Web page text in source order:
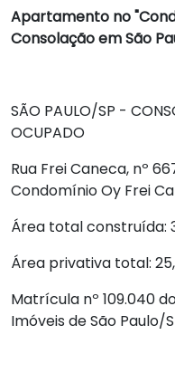
Apartamento no
Consolação em São
SÃO PAULO/SP -
OCUPADO
Rua Frei Caneca, nº
Condomínio Oy Frei
Área total construída:
Área privativa total:
Matrícula nº 109.040
Imóveis de São Paulo/